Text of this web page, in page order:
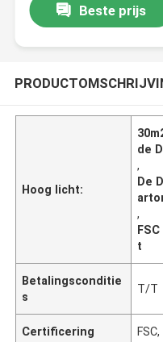
Beste prijs
Hoog licht:
de
,
De
,
t
Betalingsconditie
s
T/T
Certificering FSC,